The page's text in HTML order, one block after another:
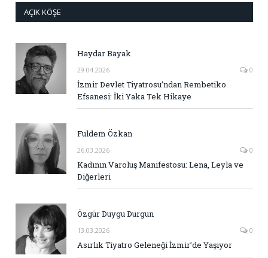
AÇIK KÖŞE
Haydar Bayak
29.04.2026 0
İzmir Devlet Tiyatrosu’ndan Rembetiko
Efsanesi: İki Yaka Tek Hikaye
Fuldem Özkan
26.03.2026 0
Kadının Varoluş Manifestosu: Lena, Leyla ve
Diğerleri
Özgür Duygu Durgun
13.03.2026 0
Asırlık Tiyatro Geleneği İzmir’de Yaşıyor